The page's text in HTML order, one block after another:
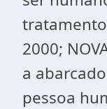
tratamento
2000;
a
pessoa